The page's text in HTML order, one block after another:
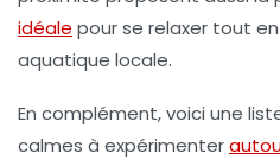
idéale pour se relaxer tout
aquatique locale.
En complément, voici une
calmes à expérimenter